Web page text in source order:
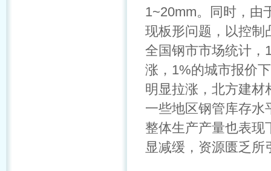
1~20mm。同时，由
现板形问题，以控制
全国钢市市场统计，
涨，1%的城市报价
明显拉涨，北方建材
一些地区钢管库存水
整体生产产量也表现
显减缓，资源匮乏所